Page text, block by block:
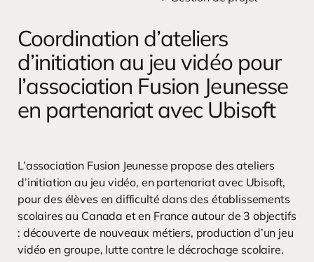
Coordination d’ateliers
d’initiation au jeu vidéo pour
l’association Fusion Jeunesse
en partenariat avec Ubisoft
L’association Fusion Jeunesse propose des ateliers
d’initiation au jeu vidéo, en partenariat avec Ubisoft,
pour des élèves en difficulté dans des établissements
scolaires au Canada et en France autour de 3 objectifs
: découverte de nouveaux métiers, production d’un jeu
vidéo en groupe, lutte contre le décrochage scolaire.